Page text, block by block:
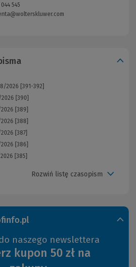
naszego newslettera
kupon 50 zł na
545
2026 [391-392]
[390]
[389]
[388]
[387]
[386]
[385]
Rozwiń listę czasopism